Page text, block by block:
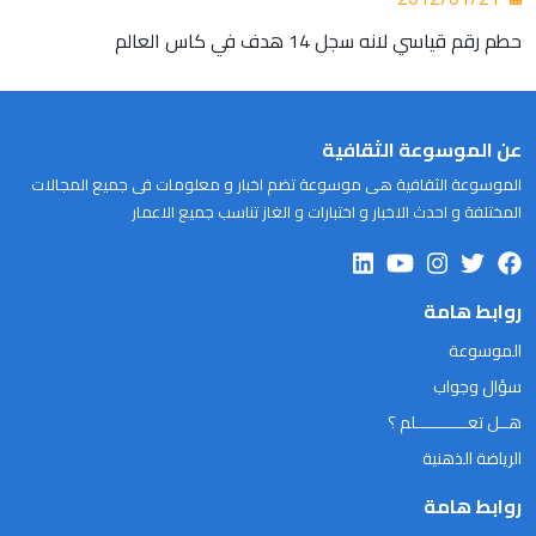
حطم رقم قياسي لانه سجل 14 هدف في كاس العالم
عن الموسوعة الثقافية
الموسوعة الثقافية هى موسوعة تضم اخبار و معلومات فى جميع المجالات
المختلفة و احدث الاخبار و اختبارات و الغاز تناسب جميع الاعمار
روابط هامة
الموسوعة
سؤال وجواب
هــل تعـــــــــــلم ؟
الرياضة الذهنية
روابط هامة